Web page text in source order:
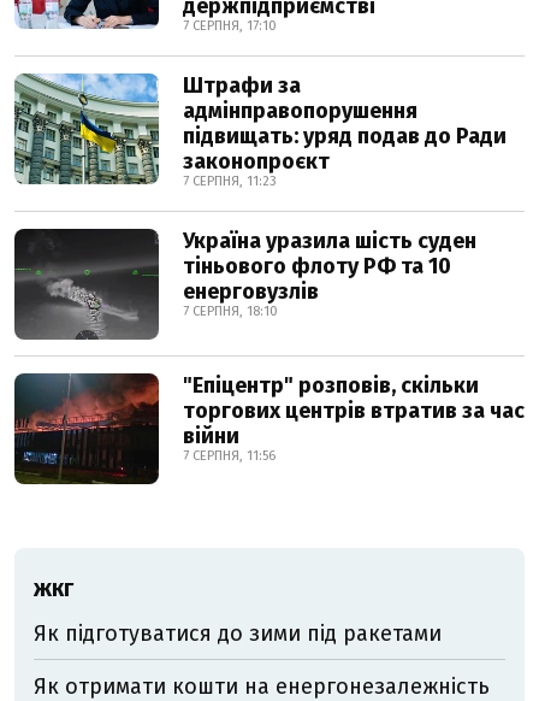
держпідприємстві
7 СЕРПНЯ, 17:10
Штрафи за
адмінправопорушення
підвищать: уряд подав до Ради
законопроєкт
7 СЕРПНЯ, 11:23
Україна уразила шість суден
тіньового флоту РФ та 10
енерговузлів
7 СЕРПНЯ, 18:10
"Епіцентр" розповів, скільки
торгових центрів втратив за час
війни
7 СЕРПНЯ, 11:56
ЖКГ
Як підготуватися до зими під ракетами
Як отримати кошти на енергонезалежність